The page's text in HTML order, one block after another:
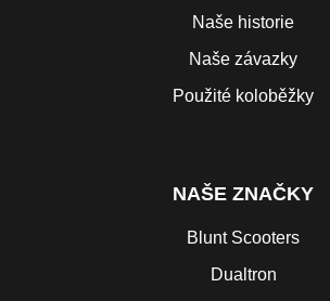
Naše historie
Naše závazky
Použité koloběžky
NAŠE ZNAČKY
Blunt Scooters
Dualtron